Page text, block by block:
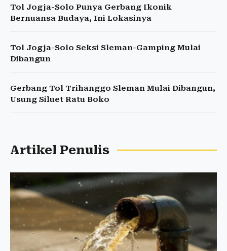
Tol Jogja-Solo Punya Gerbang Ikonik
Bernuansa Budaya, Ini Lokasinya
Tol Jogja-Solo Seksi Sleman-Gamping Mulai
Dibangun
Gerbang Tol Trihanggo Sleman Mulai Dibangun,
Usung Siluet Ratu Boko
Artikel Penulis